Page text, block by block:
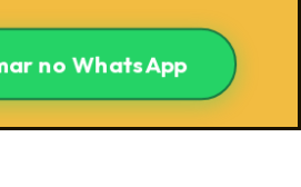
no WhatsApp